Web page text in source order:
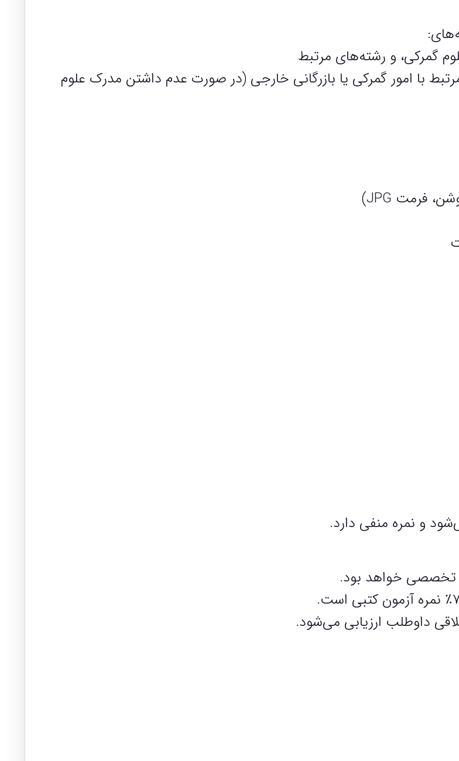
گمرکی، و رشته‌های مرتبط
سال سابقه فعالیت مرتبط با امور گمرکی یا بازرگانی خارجی (در صورت عدم داشتن مدرک علوم
و نمره منفی دارد.
تخصصی خواهد بود.
داوطلب ارزیابی می‌شود.